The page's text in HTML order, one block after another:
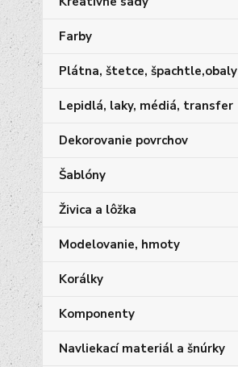
Farby
Plátna, štetce, špachtle,obaly
Lepidlá, laky, médiá, transfer
Dekorovanie povrchov
Šablóny
Živica a lôžka
Modelovanie, hmoty
Korálky
Komponenty
Navliekací materiál a šnúrky